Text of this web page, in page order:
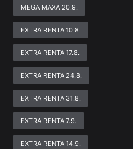
MEGA MAXA 20.9.
EXTRA RENTA 10.8.
EXTRA RENTA 17.8.
EXTRA RENTA 24.8.
EXTRA RENTA 31.8.
EXTRA RENTA 7.9.
EXTRA RENTA 14.9.